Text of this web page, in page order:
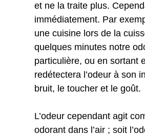
et ne la traite plus.
immédiatement. Par
une cuisine lors de la
quelques minutes notre
particulière, ou en sortant
redétectera l’odeur à son
bruit, le toucher et le goût.
L’odeur cependant agit
odorant dans l’air ; soit